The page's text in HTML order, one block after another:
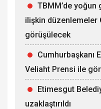
TBMM’de yoğun
ilişkin düzenlemeler
görüşülecek
Cumhurbaşkanı
Veliaht Prensi ile
Etimesgut
uzaklaştırıldı